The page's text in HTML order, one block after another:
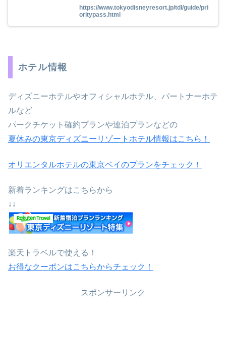
https://www.tokyodisneyresort.jp/tdl/guide/pri
oritypass.html
ホテル情報
ディズニーホテルやオフィシャルホテル、パートナーホテ
ルなど
パークチケット確約プランや連泊プランなどの
夏休みの東京ディズニーリゾートホテル情報はこちら！
オリエンタルホテルの東京ベイのプランをチェック！
新着ランキングはこちらから
↓↓
楽天トラベルで使える！
お得なクーポンはこちらからチェック！
スポンサーリンク